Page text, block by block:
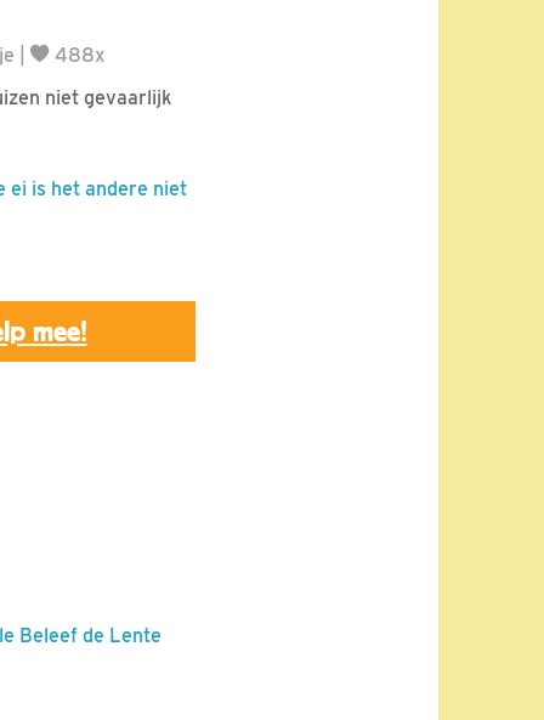
488x
niet gevaarlijk
ei is het andere niet
mee!
Beleef de Lente